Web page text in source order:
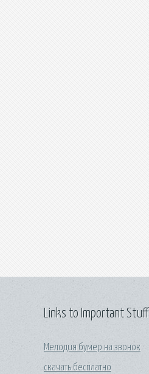
Links to Important Stuff
Мелодия бумер на звонок
скачать бесплатно